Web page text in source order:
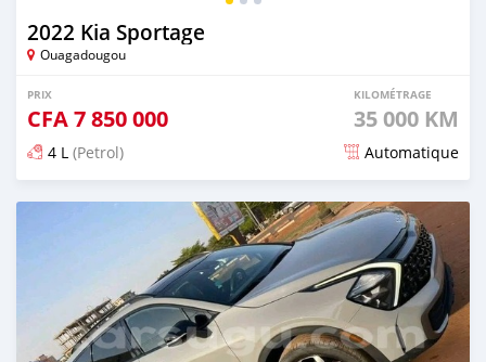
2022 Kia Sportage
Ouagadougou
PRIX
CFA7 850 000
KILOMÉTRAGE
35 000 KM
4 L (Petrol) Automatique
Publié il y a 2 mois